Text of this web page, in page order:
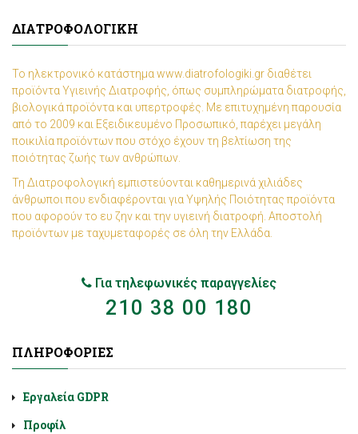
ΔΙΑΤΡΟΦΟΛΟΓΙΚΉ
Το ηλεκτρονικό κατάστημα www.diatrofologiki.gr διαθέτει
προϊόντα Υγιεινής Διατροφής, όπως συμπληρώματα διατροφής,
βιολογικά προϊόντα και υπερτροφές. Με επιτυχημένη παρουσία
από το 2009 και Εξειδικευμένο Προσωπικό, παρέχει μεγάλη
ποικιλία προϊόντων που στόχο έχουν τη βελτίωση της
ποιότητας ζωής των ανθρώπων.
Τη Διατροφολογική εμπιστεύονται καθημερινά χιλιάδες
άνθρωποι που ενδιαφέρονται για Υψηλής Ποιότητας προϊόντα
που αφορούν το ευ ζην και την υγιεινή διατροφή. Αποστολή
προϊόντων με ταχυμεταφορές σε όλη την Ελλάδα.
Για τηλεφωνικές παραγγελίες
210 38 00 180
ΠΛΗΡΟΦΟΡΊΕΣ
Εργαλεία GDPR
Προφίλ